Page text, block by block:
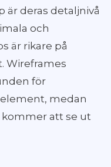
är deras detaljnivå
och
är rikare på
Wireframes
för
medan
att se ut